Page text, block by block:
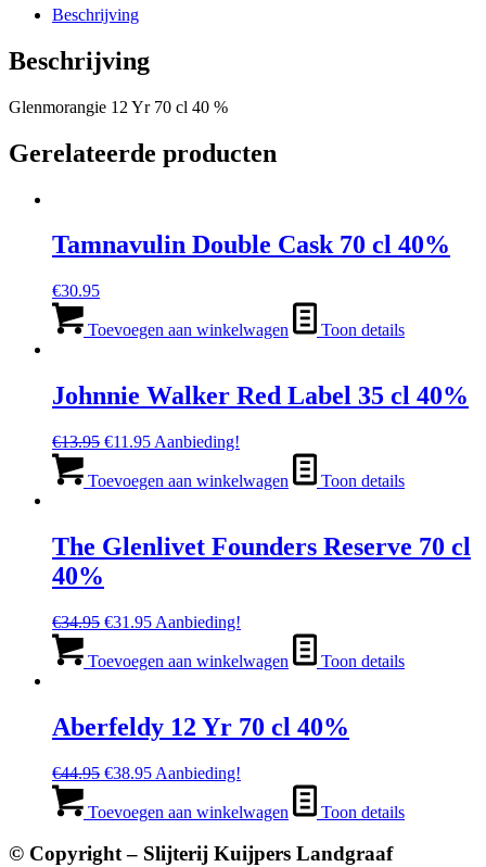
Beschrijving
Beschrijving
Glenmorangie 12 Yr 70 cl 40 %
Gerelateerde producten
Tamnavulin Double Cask 70 cl 40%
€30.95
Toevoegen aan winkelwagen Toon details
Johnnie Walker Red Label 35 cl 40%
€13.95 Oorspronkelijke
was:
€11.95Huidige
is:
Aanbieding!
Toevoegen aan winkelwagen Toon details
The Glenlivet Founders Reserve 70 cl
40%
€34.95 Oorspronkelijke
was:
€31.95Huidige
is:
Aanbieding!
Toevoegen aan winkelwagen Toon details
Aberfeldy 12 Yr 70 cl 40%
€44.95 Oorspronkelijke
was:
€38.95Huidige
is:
Aanbieding!
Toevoegen aan winkelwagen Toon details
© Copyright – Slijterij Kuijpers Landgraaf